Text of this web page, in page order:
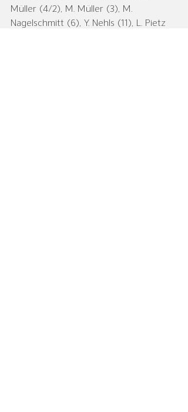
Müller (4/2), M. Müller (3), M.
Nagelschmitt (6), Y. Nehls (11), L. Pietz